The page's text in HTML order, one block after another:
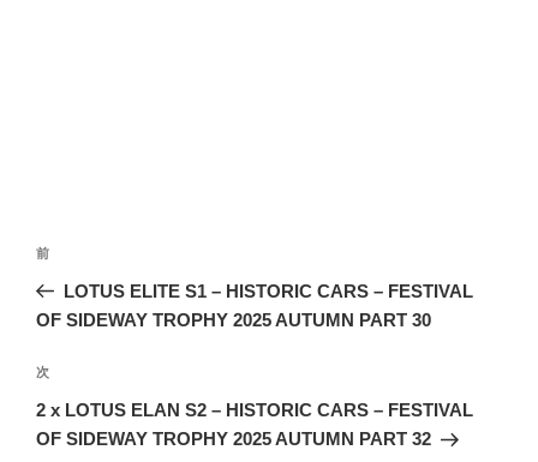
投
ナ
ゲ
ー
シ
前
の
投
前
LOTUS ELITE S1 – HISTORIC CARS – FESTIVAL
OF SIDEWAY TROPHY 2025 AUTUMN PART 30
次
の
投
次
2 x LOTUS ELAN S2 – HISTORIC CARS – FESTIVAL
OF SIDEWAY TROPHY 2025 AUTUMN PART 32